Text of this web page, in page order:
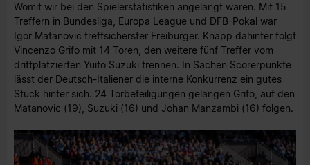
Womit wir bei den Spielerstatistiken angelangt wären. Mit 15
Treffern in Bundesliga, Europa League und DFB-Pokal war
Igor Matanovic treffsicherster Freiburger. Knapp dahinter folgt
Vincenzo Grifo mit 14 Toren, den weitere fünf Treffer vom
drittplatzierten Yuito Suzuki trennen. In Sachen Scorerpunkte
lässt der Deutsch-Italiener die interne Konkurrenz ein gutes
Stück hinter sich. 24 Torbeteiligungen gelangen Grifo, auf den
Matanovic (19), Suzuki (16) und Johan Manzambi (16) folgen.